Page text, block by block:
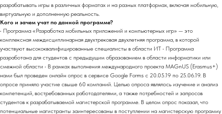
разрабатывать игры в различных форматах и на разных платформах, включая мобильную,
виртуальную и дополненную реальность.
Кого и зачем учат по данной программе?
• Программа «Разработка мобильных приложений и компьютерных игр» — это
комплексная междисциплинарная двухтрековая двухлетняя программа, в которой
участвуют высококвалифицированные специалисты в области ИТ • Программа
разработана для студентов с предыдущим образованием в области информатики или
смежной области • В рамках выполнения международного проекта MAGnUS (Erasmus+)
нами был проведен онлайн опрос в сервисе Google Forms с 20.05.19 по 25.06.19. В
опросе приняло участие свыше 60 компаний. Целью опроса являлось изучение и анализ
компетенций, востребованных работодателями, а также потребностей и запросов
студентов к разрабатываемой магистерской программе. В целом опрос показал, что
потенциальные магистранты заинтересованы в поступлении на магистерскую программу